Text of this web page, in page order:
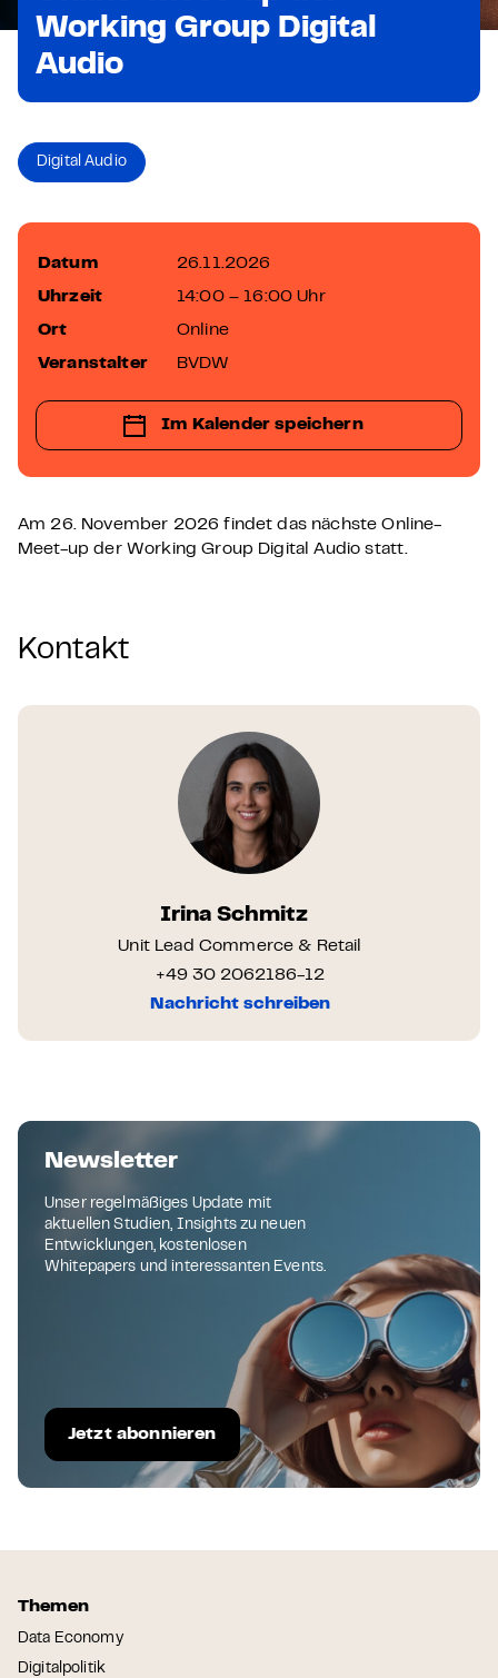
Working Group Digital
Audio
Digital Audio
Am 26. November 2026 findet das nächste Online-
Meet-up der Working Group Digital Audio statt.
Datum 26.11.2026
Uhrzeit 14:00 – 16:00 Uhr
Ort Online
Veranstalter BVDW
Im Kalender speichern
Kontakt
Irina Schmitz
Unit Lead Commerce & Retail
+49 30 2062186-12
Nachricht schreiben
Newsletter
Unser regelmäßiges Update mit
aktuellen Studien, Insights zu neuen
Entwicklungen, kostenlosen
Whitepapers und interessanten Events.
Jetzt abonnieren
Themen
Data Economy
Digitalpolitik